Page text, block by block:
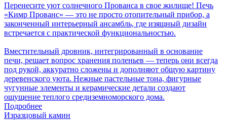
Перенесите уют солнечного Прованса в свое жилище! Печь
«Кимр Прованс» — это не просто отопительный прибор, а
законченный интерьерный ансамбль, где изящный дизайн
встречается с практической функциональностью.
Вместительный дровник, интегрированный в основание
печи, решает вопрос хранения поленьев — теперь они всегда
под рукой, аккуратно сложены и дополняют общую картину
деревенского уюта. Нежные пастельные тона, фигурные
чугунные элементы и керамические детали создают
ощущение теплого средиземноморского дома.
Подробнее
Изразцовый камин